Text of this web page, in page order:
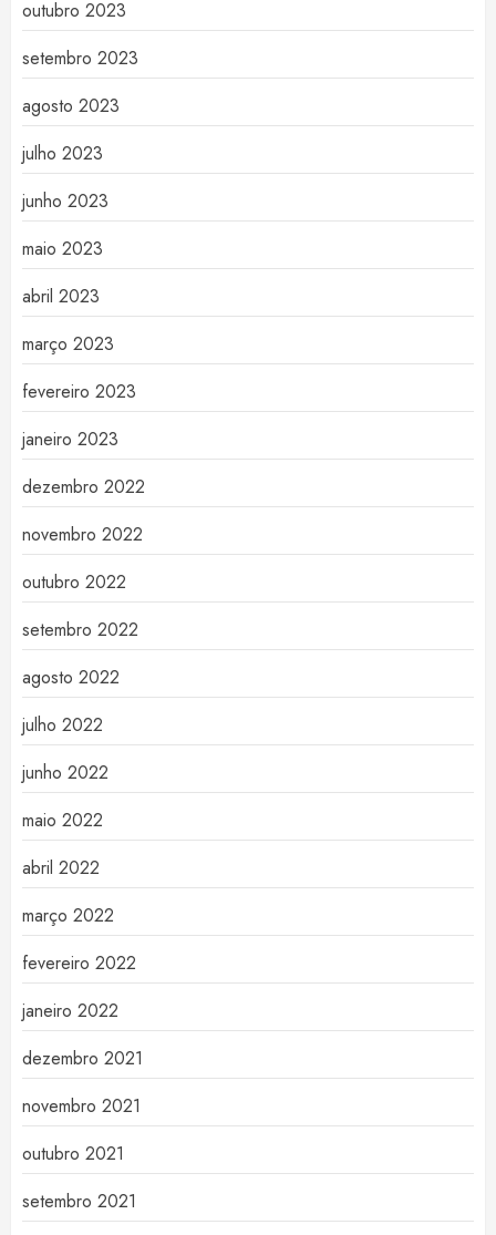
outubro 2023
setembro 2023
agosto 2023
julho 2023
junho 2023
maio 2023
abril 2023
março 2023
fevereiro 2023
janeiro 2023
dezembro 2022
novembro 2022
outubro 2022
setembro 2022
agosto 2022
julho 2022
junho 2022
maio 2022
abril 2022
março 2022
fevereiro 2022
janeiro 2022
dezembro 2021
novembro 2021
outubro 2021
setembro 2021